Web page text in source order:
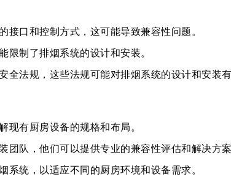
接口和控制方式，这可能导致兼容性问题。
限制了排烟系统的设计和安装。
全法规，这些法规可能对排烟系统的设计和安装有
现有厨房设备的规格和布局。
团队，他们可以提供专业的兼容性评估和解决方案
系统，以适应不同的厨房环境和设备需求。